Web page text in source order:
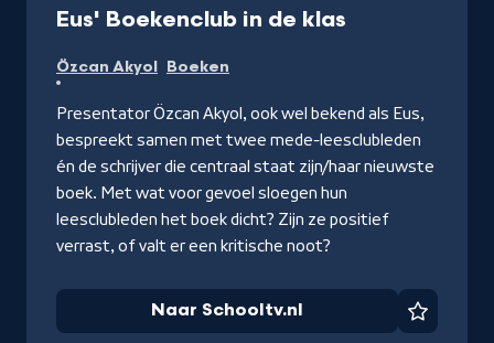
Eus' Boekenclub in de klas
Özcan Akyol Boeken
Presentator Özcan Akyol, ook wel bekend als Eus,
bespreekt samen met twee mede-leesclubleden
én de schrijver die centraal staat zijn/haar nieuwste
boek. Met wat voor gevoel sloegen hun
leesclubleden het boek dicht? Zijn ze positief
verrast, of valt er een kritische noot?
Naar Schooltv.nl